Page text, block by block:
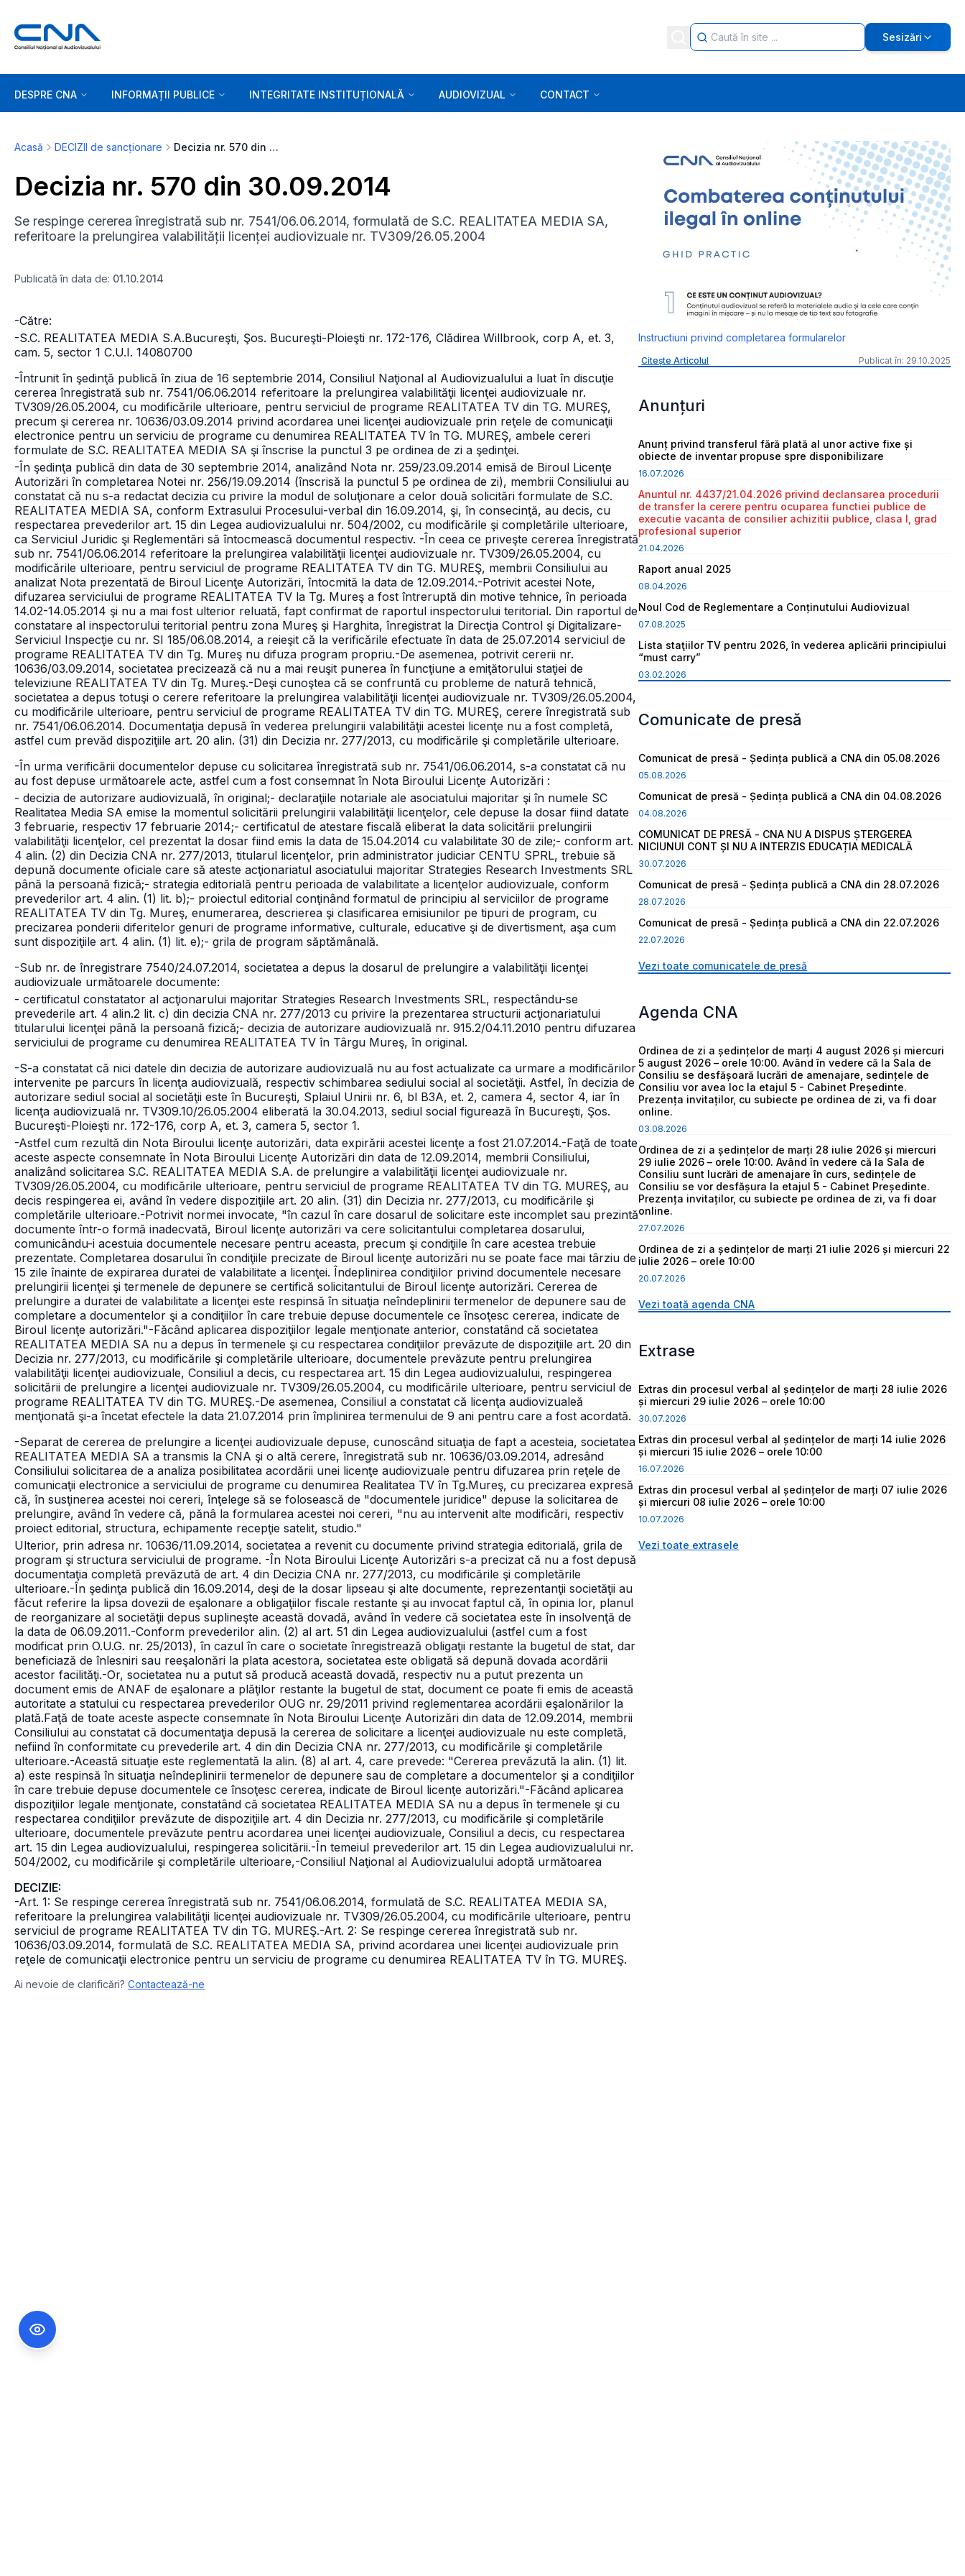
Sesizări
DESPRE CNA INFORMAȚII PUBLICE INTEGRITATE INSTITUȚIONALĂ AUDIOVIZUAL CONTACT
Acasă DECIZII de sancționare Decizia nr. 570 din 30.09.2014
Decizia nr. 570 din 30.09.2014
Se respinge cererea înregistrată sub nr. 7541/06.06.2014, formulată de S.C. REALITATEA MEDIA SA,
referitoare la prelungirea valabilității licenței audiovizuale nr. TV309/26.05.2004
Publicată în data de: 01.10.2014
-Către:
-S.C. REALITATEA MEDIA S.A.Bucureşti, Şos. Bucureşti-Ploieşti nr. 172-176, Clădirea Willbrook, corp A, et. 3,
cam. 5, sector 1 C.U.I. 14080700
-Întrunit în şedinţă publică în ziua de 16 septembrie 2014, Consiliul Naţional al Audiovizualului a luat în discuţie
cererea înregistrată sub nr. 7541/06.06.2014 referitoare la prelungirea valabilităţii licenţei audiovizuale nr.
TV309/26.05.2004, cu modificările ulterioare, pentru serviciul de programe REALITATEA TV din TG. MUREŞ,
precum şi cererea nr. 10636/03.09.2014 privind acordarea unei licenţei audiovizuale prin reţele de comunicaţii
electronice pentru un serviciu de programe cu denumirea REALITATEA TV în TG. MUREŞ, ambele cereri
formulate de S.C. REALITATEA MEDIA SA şi înscrise la punctul 3 pe ordinea de zi a şedinţei.
-În şedinţa publică din data de 30 septembrie 2014, analizând Nota nr. 259/23.09.2014 emisă de Biroul Licenţe
Autorizări în completarea Notei nr. 256/19.09.2014 (înscrisă la punctul 5 pe ordinea de zi), membrii Consiliului au
constatat că nu s-a redactat decizia cu privire la modul de soluţionare a celor două solicitări formulate de S.C.
REALITATEA MEDIA SA, conform Extrasului Procesului-verbal din 16.09.2014, şi, în consecinţă, au decis, cu
respectarea prevederilor art. 15 din Legea audiovizualului nr. 504/2002, cu modificările şi completările ulterioare,
ca Serviciul Juridic şi Reglementări să întocmească documentul respectiv. -În ceea ce priveşte cererea înregistrată
sub nr. 7541/06.06.2014 referitoare la prelungirea valabilităţii licenţei audiovizuale nr. TV309/26.05.2004, cu
modificările ulterioare, pentru serviciul de programe REALITATEA TV din TG. MUREŞ, membrii Consiliului au
analizat Nota prezentată de Biroul Licenţe Autorizări, întocmită la data de 12.09.2014.-Potrivit acestei Note,
difuzarea serviciului de programe REALITATEA TV la Tg. Mureş a fost întreruptă din motive tehnice, în perioada
14.02-14.05.2014 şi nu a mai fost ulterior reluată, fapt confirmat de raportul inspectorului teritorial. Din raportul de
constatare al inspectorului teritorial pentru zona Mureş şi Harghita, înregistrat la Direcţia Control şi Digitalizare-
Serviciul Inspecţie cu nr. SI 185/06.08.2014, a reieşit că la verificările efectuate în data de 25.07.2014 serviciul de
programe REALITATEA TV din Tg. Mureş nu difuza program propriu.-De asemenea, potrivit cererii nr.
10636/03.09.2014, societatea precizează că nu a mai reuşit punerea în funcţiune a emiţătorului staţiei de
televiziune REALITATEA TV din Tg. Mureş.-Deşi cunoştea că se confruntă cu probleme de natură tehnică,
societatea a depus totuşi o cerere referitoare la prelungirea valabilităţii licenţei audiovizuale nr. TV309/26.05.2004,
cu modificările ulterioare, pentru serviciul de programe REALITATEA TV din TG. MUREŞ, cerere înregistrată sub
nr. 7541/06.06.2014. Documentaţia depusă în vederea prelungirii valabilităţii acestei licenţe nu a fost completă,
astfel cum prevăd dispoziţiile art. 20 alin. (31) din Decizia nr. 277/2013, cu modificările şi completările ulterioare.
-În urma verificării documentelor depuse cu solicitarea înregistrată sub nr. 7541/06.06.2014, s-a constatat că nu
au fost depuse următoarele acte, astfel cum a fost consemnat în Nota Biroului Licenţe Autorizări :
- decizia de autorizare audiovizuală, în original;- declaraţiile notariale ale asociatului majoritar şi în numele SC
Realitatea Media SA emise la momentul solicitării prelungirii valabilităţii licenţelor, cele depuse la dosar fiind datate
3 februarie, respectiv 17 februarie 2014;- certificatul de atestare fiscală eliberat la data solicitării prelungirii
valabilităţii licenţelor, cel prezentat la dosar fiind emis la data de 15.04.2014 cu valabilitate 30 de zile;- conform art.
4 alin. (2) din Decizia CNA nr. 277/2013, titularul licenţelor, prin administrator judiciar CENTU SPRL, trebuie să
depună documente oficiale care să ateste acţionariatul asociatului majoritar Strategies Research Investments SRL
până la persoană fizică;- strategia editorială pentru perioada de valabilitate a licenţelor audiovizuale, conform
prevederilor art. 4 alin. (1) lit. b);- proiectul editorial conţinând formatul de principiu al serviciilor de programe
REALITATEA TV din Tg. Mureş, enumerarea, descrierea şi clasificarea emisiunilor pe tipuri de program, cu
precizarea ponderii diferitelor genuri de programe informative, culturale, educative şi de divertisment, aşa cum
sunt dispoziţiile art. 4 alin. (1) lit. e);- grila de program săptămânală.
-Sub nr. de înregistrare 7540/24.07.2014, societatea a depus la dosarul de prelungire a valabilităţii licenţei
audiovizuale următoarele documente:
- certificatul constatator al acţionarului majoritar Strategies Research Investments SRL, respectându-se
prevederile art. 4 alin.2 lit. c) din decizia CNA nr. 277/2013 cu privire la prezentarea structurii acţionariatului
titularului licenţei până la persoană fizică;- decizia de autorizare audiovizuală nr. 915.2/04.11.2010 pentru difuzarea
serviciului de programe cu denumirea REALITATEA TV în Târgu Mureş, în original.
-S-a constatat că nici datele din decizia de autorizare audiovizuală nu au fost actualizate ca urmare a modificărilor
intervenite pe parcurs în licenţa audiovizuală, respectiv schimbarea sediului social al societăţii. Astfel, în decizia de
autorizare sediul social al societăţii este în Bucureşti, Splaiul Unirii nr. 6, bl B3A, et. 2, camera 4, sector 4, iar în
licenţa audiovizuală nr. TV309.10/26.05.2004 eliberată la 30.04.2013, sediul social figurează în Bucureşti, Şos.
Bucureşti-Ploieşti nr. 172-176, corp A, et. 3, camera 5, sector 1.
-Astfel cum rezultă din Nota Biroului licenţe autorizări, data expirării acestei licenţe a fost 21.07.2014.-Faţă de toate
aceste aspecte consemnate în Nota Biroului Licenţe Autorizări din data de 12.09.2014, membrii Consiliului,
analizând solicitarea S.C. REALITATEA MEDIA S.A. de prelungire a valabilităţii licenţei audiovizuale nr.
TV309/26.05.2004, cu modificările ulterioare, pentru serviciul de programe REALITATEA TV din TG. MUREŞ, au
decis respingerea ei, având în vedere dispoziţiile art. 20 alin. (31) din Decizia nr. 277/2013, cu modificările şi
completările ulterioare.-Potrivit normei invocate, "în cazul în care dosarul de solicitare este incomplet sau prezintă
documente într-o formă inadecvată, Biroul licenţe autorizări va cere solicitantului completarea dosarului,
comunicându-i acestuia documentele necesare pentru aceasta, precum şi condiţiile în care acestea trebuie
prezentate. Completarea dosarului în condiţiile precizate de Biroul licenţe autorizări nu se poate face mai târziu de
15 zile înainte de expirarea duratei de valabilitate a licenţei. Îndeplinirea condiţiilor privind documentele necesare
prelungirii licenţei şi termenele de depunere se certifică solicitantului de Biroul licenţe autorizări. Cererea de
prelungire a duratei de valabilitate a licenţei este respinsă în situaţia neîndeplinirii termenelor de depunere sau de
completare a documentelor şi a condiţiilor în care trebuie depuse documentele ce însoţesc cererea, indicate de
Biroul licenţe autorizări."-Făcând aplicarea dispoziţiilor legale menţionate anterior, constatând că societatea
REALITATEA MEDIA SA nu a depus în termenele şi cu respectarea condiţiilor prevăzute de dispoziţiile art. 20 din
Decizia nr. 277/2013, cu modificările şi completările ulterioare, documentele prevăzute pentru prelungirea
valabilităţii licenţei audiovizuale, Consiliul a decis, cu respectarea art. 15 din Legea audiovizualului, respingerea
solicitării de prelungire a licenţei audiovizuale nr. TV309/26.05.2004, cu modificările ulterioare, pentru serviciul de
programe REALITATEA TV din TG. MUREŞ.-De asemenea, Consiliul a constatat că licenţa audiovizualeă
menţionată şi-a încetat efectele la data 21.07.2014 prin împlinirea termenului de 9 ani pentru care a fost acordată.
-Separat de cererea de prelungire a licenţei audiovizuale depuse, cunoscând situaţia de fapt a acesteia, societatea
REALITATEA MEDIA SA a transmis la CNA şi o altă cerere, înregistrată sub nr. 10636/03.09.2014, adresând
Consiliului solicitarea de a analiza posibilitatea acordării unei licenţe audiovizuale pentru difuzarea prin reţele de
comunicaţii electronice a serviciului de programe cu denumirea Realitatea TV în Tg.Mureş, cu precizarea expresă
că, în susţinerea acestei noi cereri, înţelege să se folosească de "documentele juridice" depuse la solicitarea de
prelungire, având în vedere că, pănâ la formularea acestei noi cereri, "nu au intervenit alte modificări, respectiv
proiect editorial, structura, echipamente recepţie satelit, studio."
Ulterior, prin adresa nr. 10636/11.09.2014, societatea a revenit cu documente privind strategia editorială, grila de
program şi structura serviciului de programe. -În Nota Biroului Licenţe Autorizări s-a precizat că nu a fost depusă
documentaţia completă prevăzută de art. 4 din Decizia CNA nr. 277/2013, cu modificările şi completările
ulterioare.-În şedinţa publică din 16.09.2014, deşi de la dosar lipseau şi alte documente, reprezentanţii societăţii au
făcut referire la lipsa dovezii de eşalonare a obligaţiilor fiscale restante şi au invocat faptul că, în opinia lor, planul
de reorganizare al societăţii depus suplineşte această dovadă, având în vedere că societatea este în insolvenţă de
la data de 06.09.2011.-Conform prevederilor alin. (2) al art. 51 din Legea audiovizualului (astfel cum a fost
modificat prin O.U.G. nr. 25/2013), în cazul în care o societate înregistrează obligaţii restante la bugetul de stat, dar
beneficiază de înlesniri sau reeşalonări la plata acestora, societatea este obligată să depună dovada acordării
acestor facilităţi.-Or, societatea nu a putut să producă această dovadă, respectiv nu a putut prezenta un
document emis de ANAF de eşalonare a plăţilor restante la bugetul de stat, document ce poate fi emis de această
autoritate a statului cu respectarea prevederilor OUG nr. 29/2011 privind reglementarea acordării eşalonărilor la
plată.Faţă de toate aceste aspecte consemnate în Nota Biroului Licenţe Autorizări din data de 12.09.2014, membrii
Consiliului au constatat că documentaţia depusă la cererea de solicitare a licenţei audiovizuale nu este completă,
nefiind în conformitate cu prevederile art. 4 din din Decizia CNA nr. 277/2013, cu modificările şi completările
ulterioare.-Această situaţie este reglementată la alin. (8) al art. 4, care prevede: "Cererea prevăzută la alin. (1) lit.
a) este respinsă în situaţia neîndeplinirii termenelor de depunere sau de completare a documentelor şi a condiţiilor
în care trebuie depuse documentele ce însoţesc cererea, indicate de Biroul licenţe autorizări."-Făcând aplicarea
dispoziţiilor legale menţionate, constatând că societatea REALITATEA MEDIA SA nu a depus în termenele şi cu
respectarea condiţiilor prevăzute de dispoziţiile art. 4 din Decizia nr. 277/2013, cu modificările şi completările
ulterioare, documentele prevăzute pentru acordarea unei licenţei audiovizuale, Consiliul a decis, cu respectarea
art. 15 din Legea audiovizualului, respingerea solicitării.-În temeiul prevederilor art. 15 din Legea audiovizualului nr.
504/2002, cu modificările şi completările ulterioare,-Consiliul Naţional al Audiovizualului adoptă următoarea
DECIZIE:
-Art. 1: Se respinge cererea înregistrată sub nr. 7541/06.06.2014, formulată de S.C. REALITATEA MEDIA SA,
referitoare la prelungirea valabilităţii licenţei audiovizuale nr. TV309/26.05.2004, cu modificările ulterioare, pentru
serviciul de programe REALITATEA TV din TG. MUREŞ.-Art. 2: Se respinge cererea înregistrată sub nr.
10636/03.09.2014, formulată de S.C. REALITATEA MEDIA SA, privind acordarea unei licenţei audiovizuale prin
reţele de comunicaţii electronice pentru un serviciu de programe cu denumirea REALITATEA TV în TG. MUREŞ.
Ai nevoie de clarificări? Contactează-ne
Instructiuni privind completarea formularelor
Citește Articolul Publicat în: 29.10.2025
Anunțuri
Anunț privind transferul fără plată al unor active fixe și
obiecte de inventar propuse spre disponibilizare
16.07.2026
Anuntul nr. 4437/21.04.2026 privind declansarea procedurii
de transfer la cerere pentru ocuparea functiei publice de
executie vacanta de consilier achizitii publice, clasa I, grad
profesional superior
21.04.2026
Raport anual 2025
08.04.2026
Noul Cod de Reglementare a Conținutului Audiovizual
07.08.2025
Lista staţiilor TV pentru 2026, în vederea aplicării principiului
“must carry”
03.02.2026
Comunicate de presă
Comunicat de presă - Ședința publică a CNA din 05.08.2026
05.08.2026
Comunicat de presă - Ședința publică a CNA din 04.08.2026
04.08.2026
COMUNICAT DE PRESĂ - CNA NU A DISPUS ȘTERGEREA
NICIUNUI CONT ȘI NU A INTERZIS EDUCAȚIA MEDICALĂ
30.07.2026
Comunicat de presă - Ședința publică a CNA din 28.07.2026
28.07.2026
Comunicat de presă - Ședința publică a CNA din 22.07.2026
22.07.2026
Vezi toate comunicatele de presă
Agenda CNA
Ordinea de zi a ședințelor de marți 4 august 2026 și miercuri
5 august 2026 – orele 10:00. Având în vedere că la Sala de
Consiliu se desfășoară lucrări de amenajare, sedințele de
Consiliu vor avea loc la etajul 5 - Cabinet Președinte.
Prezența invitaților, cu subiecte pe ordinea de zi, va fi doar
online.
03.08.2026
Ordinea de zi a ședințelor de marți 28 iulie 2026 și miercuri
29 iulie 2026 – orele 10:00. Având în vedere că la Sala de
Consiliu sunt lucrări de amenajare în curs, sedințele de
Consiliu se vor desfășura la etajul 5 - Cabinet Președinte.
Prezența invitaților, cu subiecte pe ordinea de zi, va fi doar
online.
27.07.2026
Ordinea de zi a ședințelor de marți 21 iulie 2026 și miercuri 22
iulie 2026 – orele 10:00
20.07.2026
Vezi toată agenda CNA
Extrase
Extras din procesul verbal al ședințelor de marți 28 iulie 2026
și miercuri 29 iulie 2026 – orele 10:00
30.07.2026
Extras din procesul verbal al ședințelor de marți 14 iulie 2026
și miercuri 15 iulie 2026 – orele 10:00
16.07.2026
Extras din procesul verbal al ședințelor de marți 07 iulie 2026
și miercuri 08 iulie 2026 – orele 10:00
10.07.2026
Vezi toate extrasele